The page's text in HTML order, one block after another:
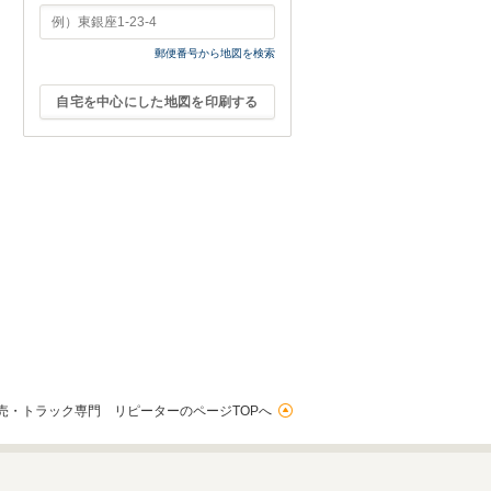
郵便番号から地図を検索
自宅を中心にした地図を印刷する
・トラック専門 リピーターのページTOPへ